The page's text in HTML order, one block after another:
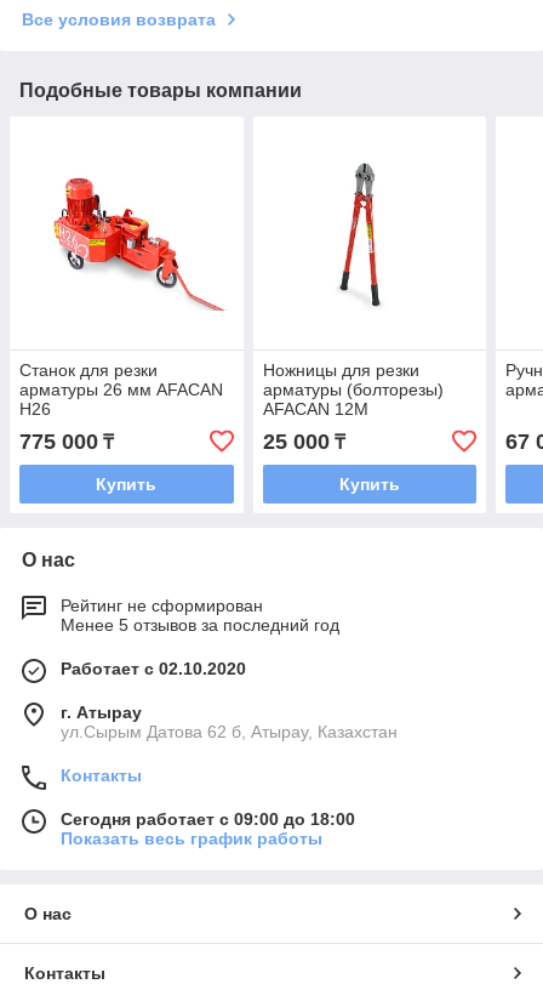
Все условия возврата
Подобные товары компании
Станок для резки
арматуры 26 мм AFACAN
H26
775 000 ₸
Купить
Ножницы для резки
арматуры (болторезы)
AFACAN 12М
25 000₸
Купить
67
О нас
Рейтинг не сформирован
Менее 5 отзывов за последний год
Работает с 02.10.2020
г. Атырау
ул.Сырым Датова 62 б, Атырау, Казахстан
Контакты
Сегодня работает с 09:00 до 18:00
Показать весь график работы
О нас
Контакты